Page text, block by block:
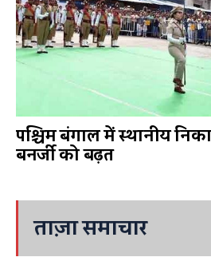
पश्चिम बंगाल में स्थानीय
बनर्जी को बढ़त
ताज़ा समाचार